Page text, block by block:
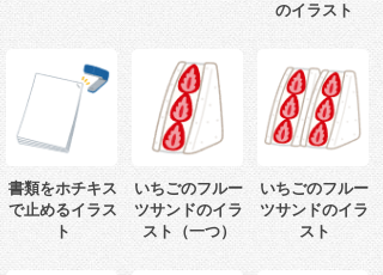
のイラスト
書類をホチキス
で止めるイラス
ト
いちごのフルー
ツサンドのイラ
スト（一つ）
いちごのフルー
ツサンドのイラ
スト